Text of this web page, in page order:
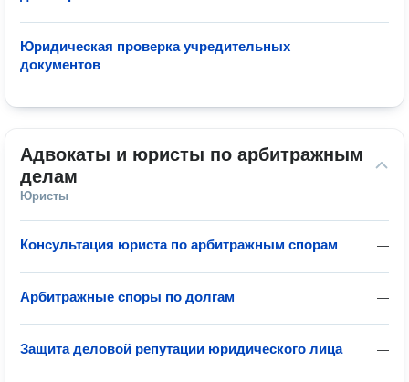
—
Юридическая проверка учредительных
документов
Адвокаты и юристы по арбитражным
делам
Юристы
—
Консультация юриста по арбитражным спорам
—
Арбитражные споры по долгам
—
Защита деловой репутации юридического лица